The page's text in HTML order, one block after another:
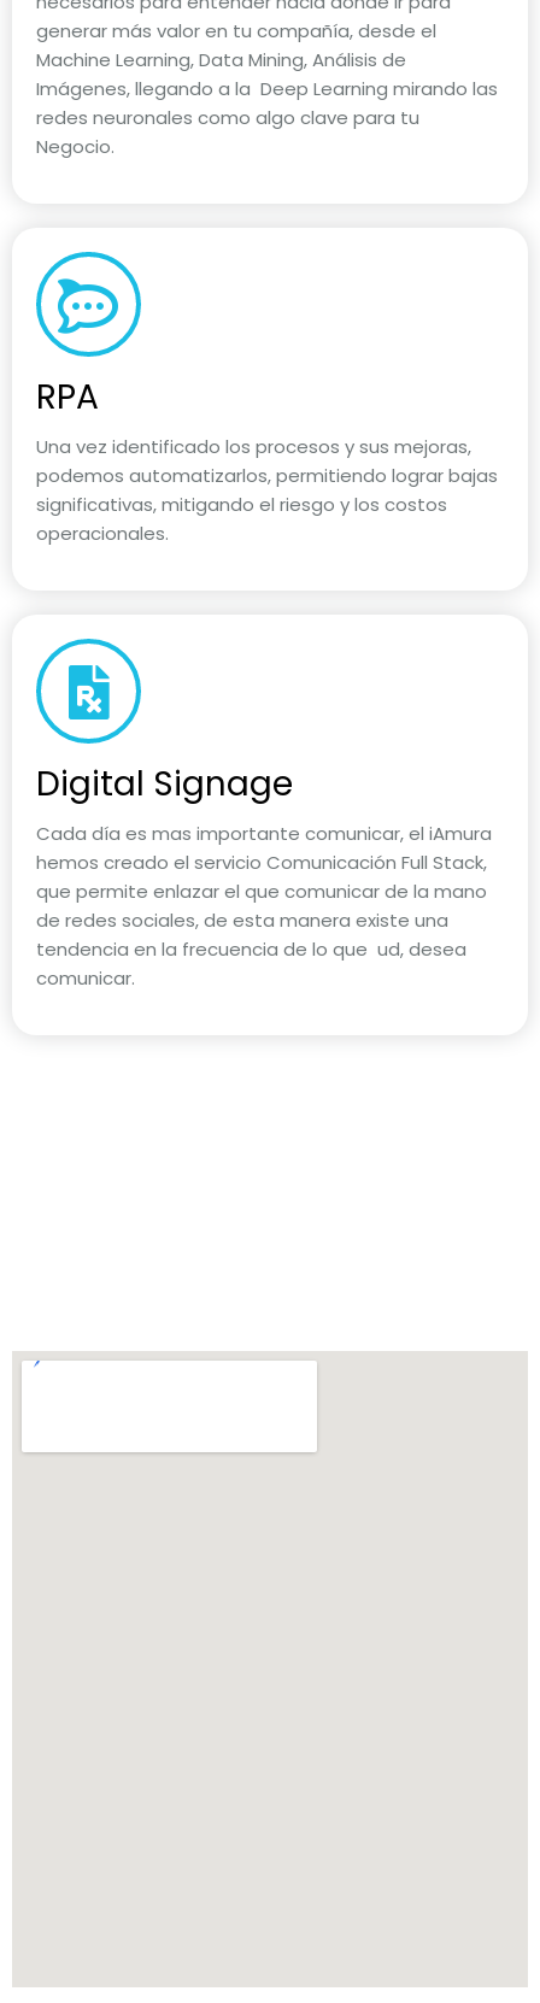
generar más valor en tu compañía, desde el
Machine Learning, Data Mining, Análisis de
Imágenes, llegando a la Deep Learning mirando las
redes neuronales como algo clave para tu
Negocio.
RPA
Una vez identificado los procesos y sus mejoras,
podemos automatizarlos, permitiendo lograr bajas
significativas, mitigando el riesgo y los costos
operacionales.
Digital Signage
Cada día es mas importante comunicar, el iAmura
hemos creado el servicio Comunicación Full Stack,
que permite enlazar el que comunicar de la mano
de redes sociales, de esta manera existe una
tendencia en la frecuencia de lo que ud, desea
comunicar.